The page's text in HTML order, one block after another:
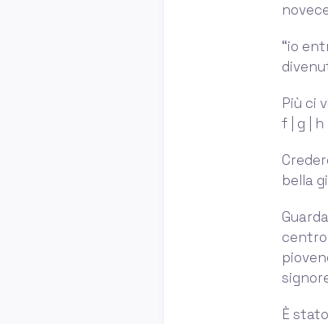
“io
Più ci
f | g | h
bella
centro
È